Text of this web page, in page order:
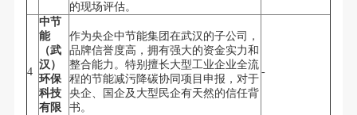
的现场评估。
4
中节
能
（武
汉）
环保
科技
有限
作为央企中节能集团在武汉的子公司，
品牌信誉度高，拥有强大的资金实力和
整合能力。特别擅长大型工业企业全流
程的节能减污降碳协同项目申报，对于
央企、国企及大型民企有天然的信任背
书。
-